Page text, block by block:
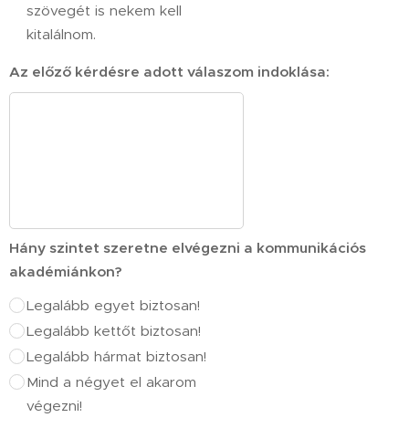
szövegét is nekem kell
kitalálnom.
Az előző kérdésre adott válaszom indoklása:
Hány szintet szeretne elvégezni a kommunikációs
akadémiánkon?
Legalább egyet biztosan!
Legalább kettőt biztosan!
Legalább hármat biztosan!
Mind a négyet el akarom
végezni!